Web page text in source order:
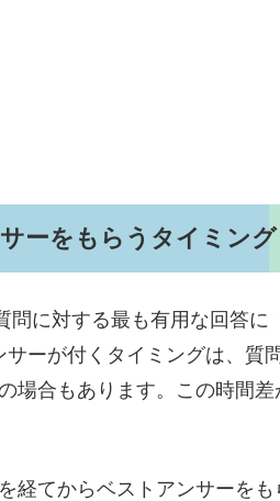
ーをもらうタイミン
問に対する最も有用な回答に
ーが付くタイミングは、質
場合もあります。この時間
経てからベストアンサーを